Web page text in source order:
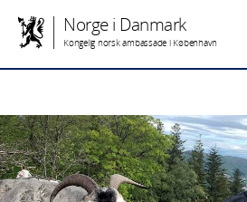
Norge i Danmark
Kongelig norsk ambassade i København